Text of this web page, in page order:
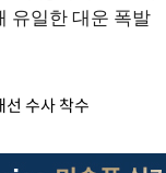
수사 착수